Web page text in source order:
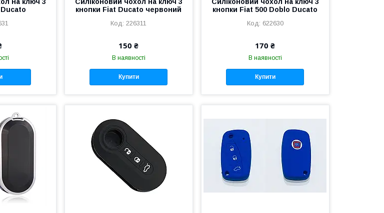
кнопки Fiat Ducato червоний
226311
150 ₴
В наявності
Купити
кнопки Fiat 500 Doblo Ducato
622630
170 ₴
В наявності
Купити